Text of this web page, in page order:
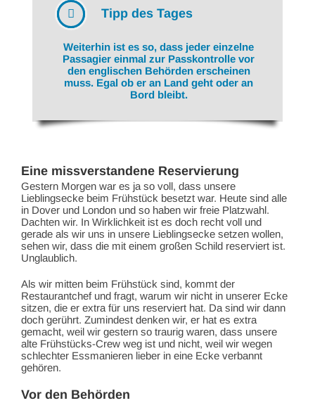
Tipp des Tages
Weiterhin ist es so, dass jeder einzelne
Passagier einmal zur Passkontrolle vor
den englischen Behörden erscheinen
muss. Egal ob er an Land geht oder an
Bord bleibt.
Eine missverstandene Reservierung
Gestern Morgen war es ja so voll, dass unsere
Lieblingsecke beim Frühstück besetzt war. Heute sind alle
in Dover und London und so haben wir freie Platzwahl.
Dachten wir. In Wirklichkeit ist es doch recht voll und
gerade als wir uns in unsere Lieblingsecke setzen wollen,
sehen wir, dass die mit einem großen Schild reserviert ist.
Unglaublich.
Als wir mitten beim Frühstück sind, kommt der
Restaurantchef und fragt, warum wir nicht in unserer Ecke
sitzen, die er extra für uns reserviert hat. Da sind wir dann
doch gerührt. Zumindest denken wir, er hat es extra
gemacht, weil wir gestern so traurig waren, dass unsere
alte Frühstücks-Crew weg ist und nicht, weil wir wegen
schlechter Essmanieren lieber in eine Ecke verbannt
gehören.
Vor den Behörden